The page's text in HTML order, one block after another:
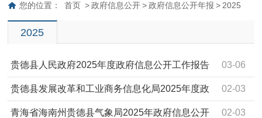
您的位置： 首页 > 政府信息公开 > 政府信息公开年报 > 2025
2025
03-06
贵德县人民政府2025年度政府信息公开工作报告
02-03
贵德县发展改革和工业商务信息化局2025年度政
府信息公开工作报告 02-03
青海省海南州贵德县气象局2025年政府信息公开